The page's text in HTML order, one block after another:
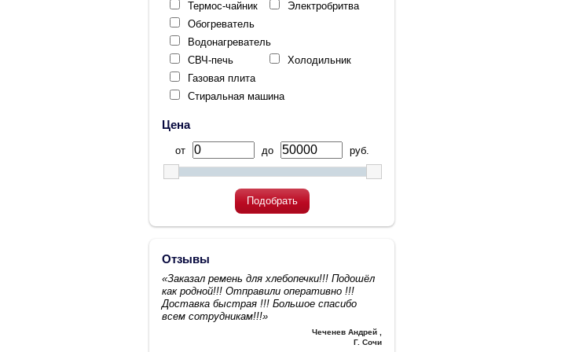
Термос-чайник
Электробритва
Обогреватель
Водонагреватель
СВЧ-печь
Холодильник
Газовая плита
Стиральная машина
Цена
от до руб.
Подобрать
Отзывы
«Заказал ремень для хлебопечки!!! Подошёл
как родной!!! Отправили оперативно !!!
Доставка быстрая !!! Большое спасибо
всем сотрудникам!!!»
Чеченев Андрей
Г. Сочи